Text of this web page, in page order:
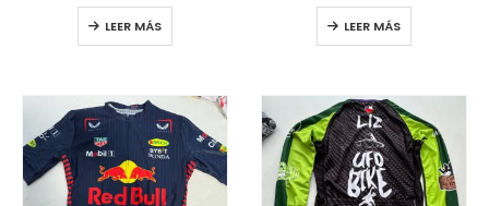
0out of 5
LEER MÁS
0out of 5
LEER MÁS